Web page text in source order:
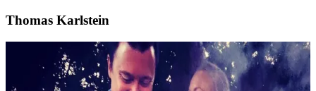
Thomas Karlstein